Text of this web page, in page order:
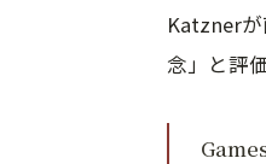
Katzner
念」と評